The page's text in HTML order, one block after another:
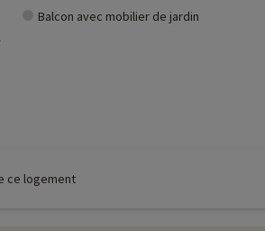
Balcon avec mobilier de jardin
ce logement